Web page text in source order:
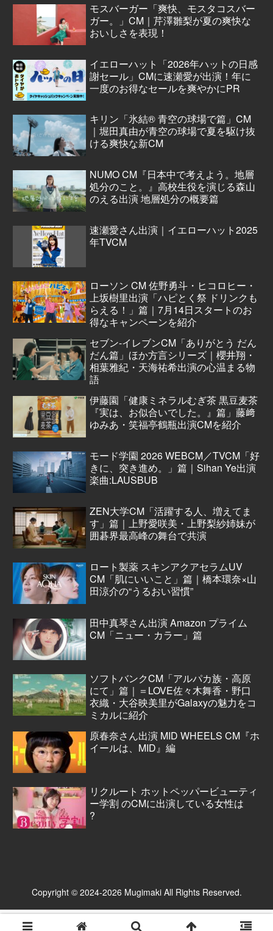
モスバーガー「爽快、モスタコスバー
ガー。」CM｜芹澤雛梨が夏の爽快な
おいしさを表現！
イエローハット「2026年ハットの日感
謝セール」CMに速瀬愛が出演！年に
一度のお得なセールを爽やかにPR
キリン「氷結® 青空の球場で篇」CM
｜堀田真由が青空の球場で夏を駆け抜
ける爽快な新CM
NUMO CM『日本中で考えよう。地層
処分のこと。』高校生役を演じる森山
のえる出演 地層処分の概要篇
速瀬愛さん出演｜イエローハット2025
年TVCM
ローソン CM 佐野勇斗・ヒコロヒー・
上坂樹里出演「ハピとく祭 ドリンクも
らえる！」篇｜7月14日スタートのお
得なキャンペーンを紹介
セブン‐イレブンCM「ありがとう だん
だん篇」ほか方言シリーズ｜櫻井翔・
相葉雅紀・天海祐希出演の心温まる物
語
伊藤園「健康ミネラルむぎ茶 黒豆麦茶
『実は、お似合いでした。』篇」藤﨑
ゆみあ・笑福亭鶴瓶出演CMを紹介
モード学園 2026 WEBCM／TVCM「好
きに、突き進め。」篇｜Sihan Ye出演
楽曲:LAUSBUB
ZEN大学CM「活躍する人、増えてま
す」篇｜上野愛咲美・上野梨紗姉妹が
囲碁界最高峰の舞台で共演
ロート製薬 スキンアクアセラムUV
CM「肌にいいこと」篇｜橋本環奈×山
田涼介の“うるおい習慣”
田中真琴さん出演 Amazon プライム
CM「ニュー・カラー」篇
ソフトバンクCM「アルパカ族・高原
にて」篇｜＝LOVE佐々木舞香・野口
衣織・大谷映美里がGalaxyの魅力をコ
ミカルに紹介
原春奈さん出演 MID WHEELS CM『ホ
イールは、MID』編
リクルート ホットペッパービューティ
ー学割 のCMに出演している女性は
?
Copyright © 2024-2026 Mugimaki All Rights Reserved.